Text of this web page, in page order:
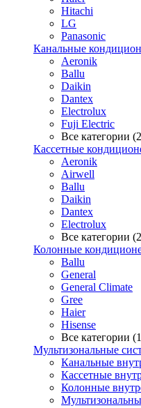
Hitachi
LG
Panasonic
Канальные
Aeronik
Ballu
Daikin
Dantex
Electrolux
Fuji Electric
Все категории
Кассетные
Aeronik
Airwell
Ballu
Daikin
Dantex
Electrolux
Все категории
Колонные
Ballu
General
General Climate
Gree
Haier
Hisense
Все категории
Мультизональные
Канальные
Кассетные
Колонные